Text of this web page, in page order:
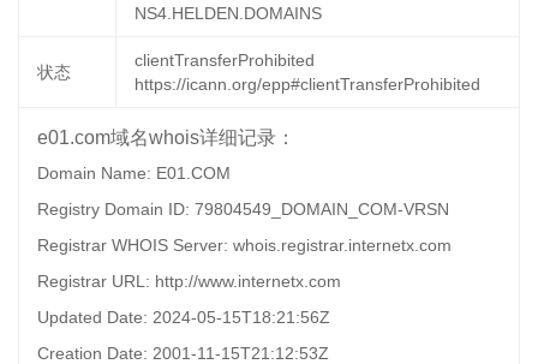
NS4.HELDEN.DOMAINS
状态
clientTransferProhibited
https://icann.org/epp#clientTransferProhibited
e01.com域名whois详细记录：
Domain Name: E01.COM
Registry Domain ID: 79804549_DOMAIN_COM-VRSN
Registrar WHOIS Server: whois.registrar.internetx.com
Registrar URL: http://www.internetx.com
Updated Date: 2024-05-15T18:21:56Z
Creation Date: 2001-11-15T21:12:53Z